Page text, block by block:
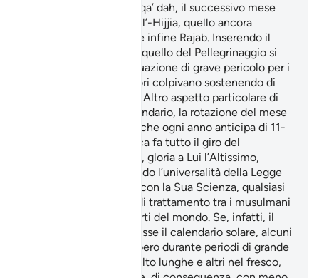
considerati sacri Dhul’ qa’ dah, il successivo mese
del Pellegrinaggio, Dhul’-Hijjia, quello ancora
seguente Mu- harram e infine Rajab. Inserendo il
mese intercalare dopo quello del Pellegrinaggio si
veniva a creare una situazione di grave pericolo per i
pellegrini che i razziatori colpivano sostenendo di
essere nella «legalità». Altro aspetto particolare di
questa riforma del calendario, la rotazione del mese
del digiuno, Ramadan, che ogni anno anticipa di 11-
giorni e che in anni circa fa tutto il giro del
calendario solare. Allah, gloria a Lui l’Altissimo,
volendo e programmando l’universalità della Legge
coranica ha eliminato, con la Sua Scienza, qualsiasi
possibilità di disparità di trattamento tra i musulmani
dimoranti in diverse parti del mondo. Se, infatti, il
mese del digiuno seguisse il calendario solare, alcuni
credenti lo assolverebbero durante periodi di grande
calore e di giornate molto lunghe e altri nel fresco,